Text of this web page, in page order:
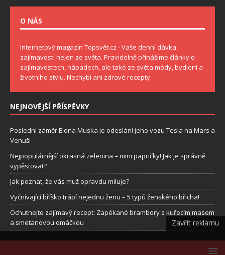
O NÁS
Internetový magazín Topsvět.cz - Vaše denní dávka
zajímavostí nejen ze světa. Pravidelně přinášíme články o
zajímavostech, nápadech, ale také ze světa módy, bydlení a
životního stylu. Nechybí ani zdravé recepty.
NEJNOVĚJŠÍ PŘÍSPĚVKY
Poslední záměr Elona Muska je odeslání jeho vozu Tesla na Mars a
Venuši
Nejpopulárnější okrasná zelenina = mini papričky! Jak je správně
vypěstovat?
Jak poznat, že vás muž opravdu miluje?
Vyčnívající bříško trápí nejednu ženu – 5 typů ženského břicha!
Ochutnejte zajímavý recept: Zapékané brambory s kuřecím masem
a smetanovou omáčkou
Zavřít reklamu